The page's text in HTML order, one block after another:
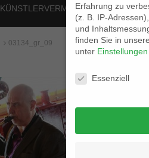
KÜNSTLERVERMITTLUNG
 03134_gr_09
Erfahrung zu
(z. B. IP-
und
finden Sie in
unter Einstellungen
Essenziell